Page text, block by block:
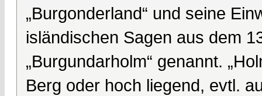
„Burgonderland“ und seine
isländischen Sagen aus dem
„Burgundarholm“ genannt.
Berg oder hoch liegend, evtl.